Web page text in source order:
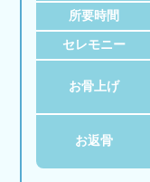
所要時間
セレモニー
お骨上げ
お返骨